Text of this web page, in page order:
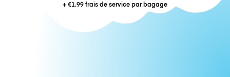
+€1.99frais de service par bagage